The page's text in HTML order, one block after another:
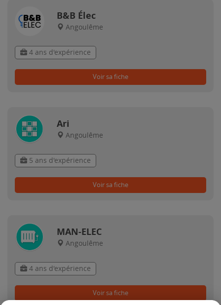
B&B Élec
Angoulême
4 ans d'expérience
Voir sa fiche
Ari
Angoulême
5 ans d'expérience
Voir sa fiche
MAN-ELEC
Angoulême
4 ans d'expérience
Voir sa fiche